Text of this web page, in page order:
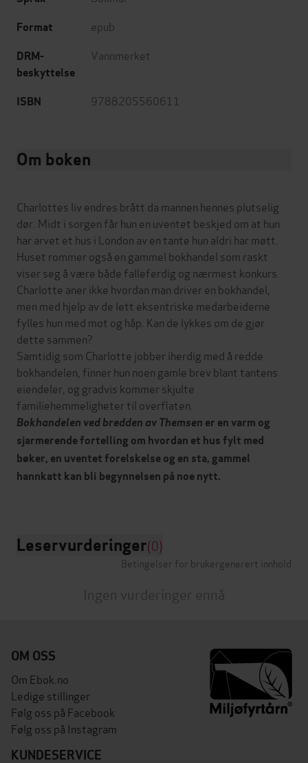
Format epub
DRM-
beskyttelse
Vannmerket
ISBN 9788205560611
Om boken
Charlottes liv endres brått da mannen hennes plutselig
dør. Midt i sorgen får hun en uventet beskjed om at hun
har arvet et hus i London av en tante hun aldri har møtt.
Huset rommer også en gammel bokhandel som raskt
viser seg å være både falleferdig og nærmest konkurs.
Charlotte aner ikke hvordan man driver en bokhandel,
men med hjelp av de lett eksentriske medarbeiderne
fylles hun med mot og håp. Kan de lykkes om de gjør
dette sammen?
Samtidig som Charlotte jobber iherdig med å redde
bokhandelen, finner hun noen gamle brev blant tantens
eiendeler, og gradvis kommer skjulte
familiehemmeligheter til overflaten.
Bokhandelen ved bredden av Themsen er en varm og
sjarmerende fortelling om hvordan et hus fylt med
bøker, en uventet forelskelse og en sta, gammel
hannkatt kan bli begynnelsen på noe nytt.
Leservurderinger(0)
Betingelser for brukergenerert innhold
Ingen vurderinger ennå
OM OSS
Om Ebok.no
Ledige stillinger
Følg oss på Facebook
Følg oss på Instagram
KUNDESERVICE